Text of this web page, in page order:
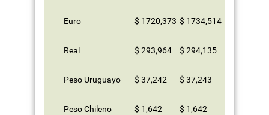
Euro $ 1720,373 $ 1734,514
Real $ 293,964 $ 294,135
Peso Uruguayo $ 37,242 $ 37,243
Peso Chileno $ 1,642 $ 1,642